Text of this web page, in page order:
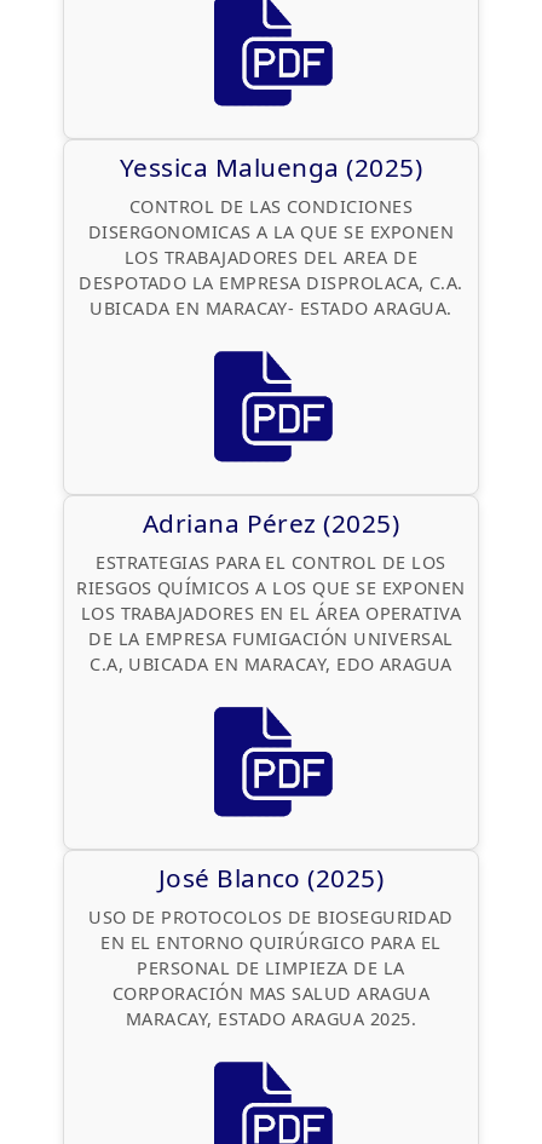
Yessica Maluenga (2025)
CONTROL DE LAS CONDICIONES
DISERGONOMICAS A LA QUE SE EXPONEN
LOS TRABAJADORES DEL AREA DE
DESPOTADO LA EMPRESA DISPROLACA, C.A.
UBICADA EN MARACAY- ESTADO ARAGUA.
Adriana Pérez (2025)
ESTRATEGIAS PARA EL CONTROL DE LOS
RIESGOS QUÍMICOS A LOS QUE SE EXPONEN
LOS TRABAJADORES EN EL ÁREA OPERATIVA
DE LA EMPRESA FUMIGACIÓN UNIVERSAL
C.A, UBICADA EN MARACAY, EDO ARAGUA
José Blanco (2025)
USO DE PROTOCOLOS DE BIOSEGURIDAD
EN EL ENTORNO QUIRÚRGICO PARA EL
PERSONAL DE LIMPIEZA DE LA
CORPORACIÓN MAS SALUD ARAGUA
MARACAY, ESTADO ARAGUA 2025.